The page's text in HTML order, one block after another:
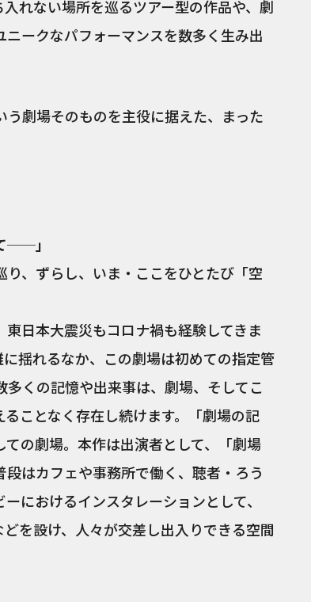
れない場所を巡るツアー型の作品や、劇
ークなパフォーマンスを数多く生み出
劇場そのものを主役に据えた、まった
──」
、ずらし、いま・ここをひとたび「空
日本大震災もコロナ禍も経験してきま
揺れるなか、この劇場は初めての指定管
くの記憶や出来事は、劇場、そしてこ
ことなく存在し続けます。「劇場の記
の劇場。本作は出演者として、「劇場
はカフェや事務所で働く、聴者・ろう
におけるインスタレーションとして、
を設け、人々が交差し出入りできる空間